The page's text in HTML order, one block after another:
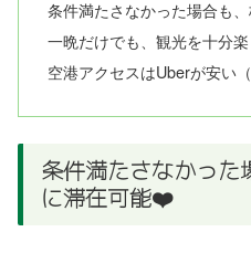
条件満たさなかった場合も
一晩だけでも、観光を十分
空港アクセスはUberが安い（
条件満たさなかっ
に滞在可能❤️